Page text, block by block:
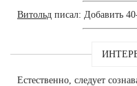
Витольд писал: Добавить
Естественно, следует